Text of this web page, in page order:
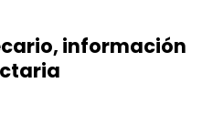
información